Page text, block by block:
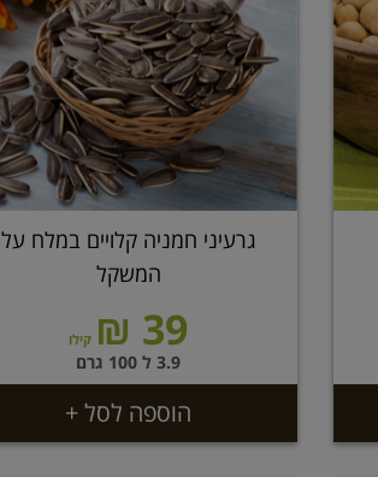
גרעיני חמניה קלויים במלח על
המשקל
39 ₪ קילו
3.9 ל 100 גרם
הוספה לסל +